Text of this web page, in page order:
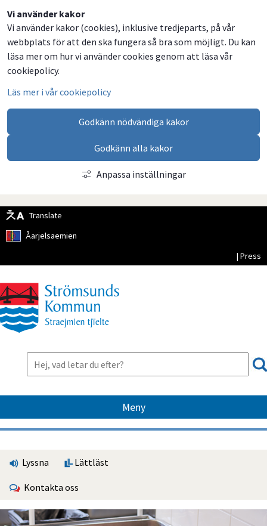
Vi använder kakor
Vi använder kakor (cookies), inklusive tredjeparts, på vår
webbplats för att den ska fungera så bra som möjligt. Du kan
läsa mer om hur vi använder cookies genom att läsa vår
cookiepolicy.
Läs mer i vår cookiepolicy
Godkänn nödvändiga kakor
Godkänn alla kakor
Anpassa inställningar
Translate
Åarjelsaemien
| Press
Meny
Lyssna Lättläst
Kontakta oss
Dela
på
Facebook
Dela
på
Twitter
Dela
på
LinkedIn
Dela
via
email